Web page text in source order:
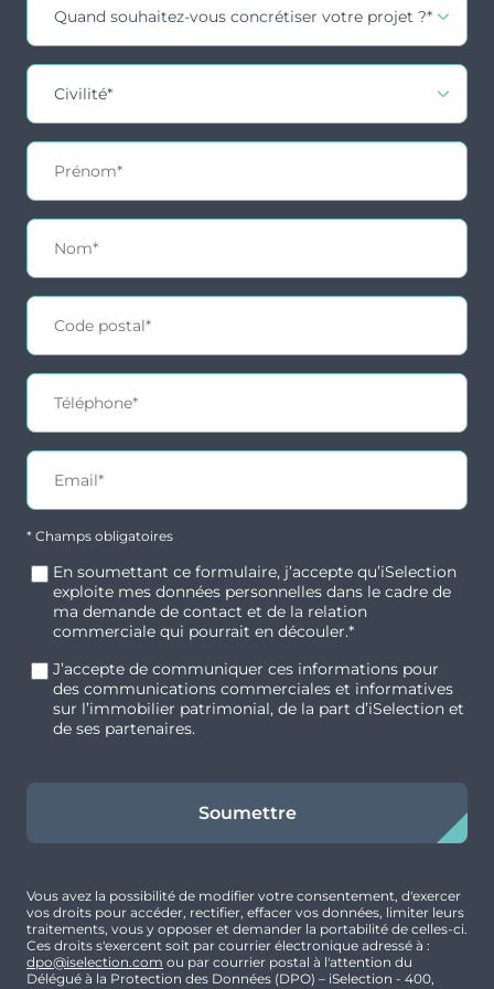
Un marché étudiant solide et
dynamique
La résidence se situe à proximité directe de
nombreux établissements d’enseignement
supérieur, notamment :
Université Paris Nanterre
Pôle universitaire et grandes écoles de La
Écoles de commerce et d’ingénieurs de l’ouest
parisien
Accès rapide aux universités parisiennes
L’ouest parisien constitue l’un des pôles
universitaires les plus dynamiques d’Île-de-
France, avec un flux régulier d’étudiants français
Une accessibilité optimale
La résidence bénéficie d’une excellente desserte
en transports :
Transilien vers Paris Saint-Lazare
Réseau de bus structurant
Descriptif gestionnaire
Depuis sa création en 1987, Studéa s’est imposée
comme un acteur incontournable dans le
de 126
1
Typologie
17.61 m²
Prix
126 000 €
Orientation
Sud-Est
Prix hors honoraires acquéreurs :
* Champs obligatoires
En soumettant ce formulaire, j’accepte qu’iSelection
exploite mes données personnelles dans le cadre de
ma demande de contact et de la relation
commerciale qui pourrait en découler.*
J’accepte de communiquer ces informations pour
des communications commerciales et informatives
sur l’immobilier patrimonial, de la part d’iSelection et
de ses partenaires.
Soumettre
Vous avez la possibilité de modifier votre consentement, d'exercer
vos droits pour accéder, rectifier, effacer vos données, limiter leurs
traitements, vous y opposer et demander la portabilité de celles-ci.
Ces droits s'exercent soit par courrier électronique adressé à :
dpo@iselection.com ou par courrier postal à l'attention du
Délégué à la Protection des Données (DPO) – iSelection - 400,